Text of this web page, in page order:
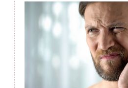
Post
Navigation